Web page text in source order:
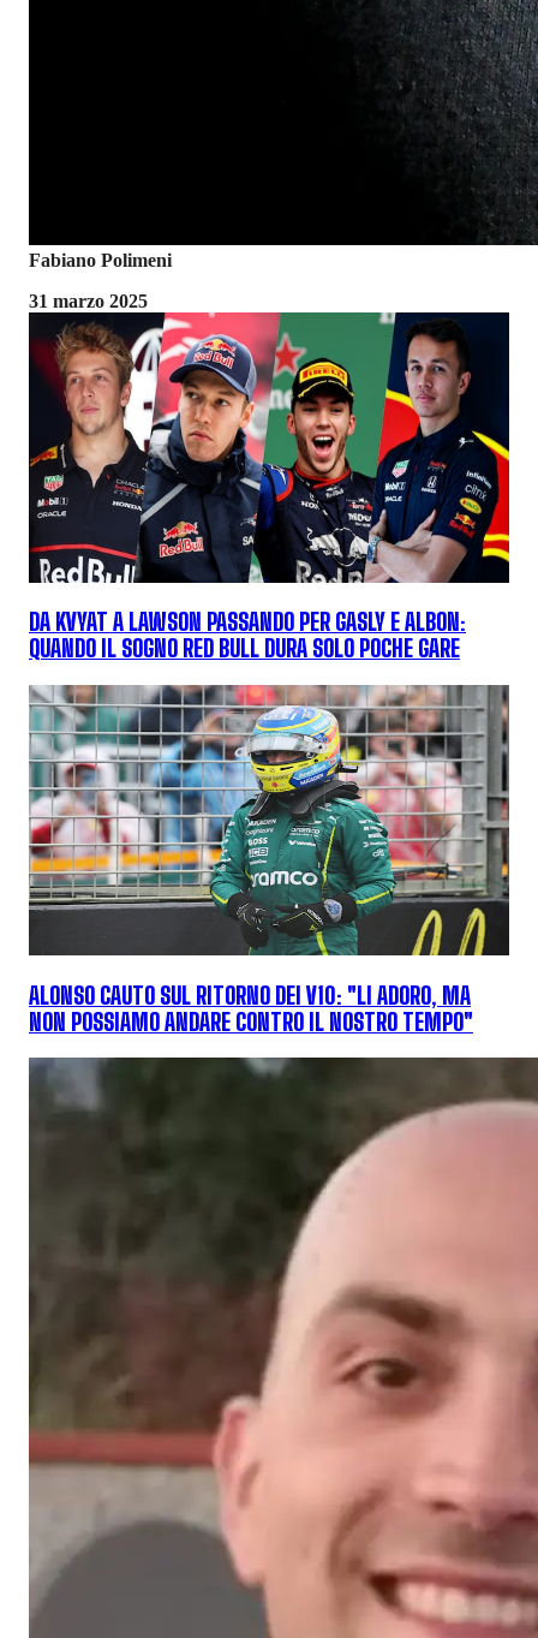
Fabiano Polimeni
31 marzo 2025
DA KVYAT A LAWSON PASSANDO PER GASLY E ALBON:
QUANDO IL SOGNO RED BULL DURA SOLO POCHE GARE
ALONSO CAUTO SUL RITORNO DEI V10: "LI ADORO, MA
NON POSSIAMO ANDARE CONTRO IL NOSTRO TEMPO"